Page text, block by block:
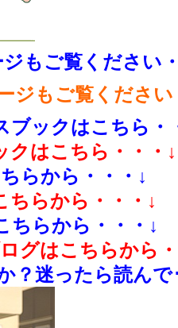
もご覧ください・
ジもご覧ください
ブックはこちら・
クはこちら・・・↓
らから・・・↓
ちらから・・・↓
ちらから・・・↓
グはこちらから
？迷ったら読んで